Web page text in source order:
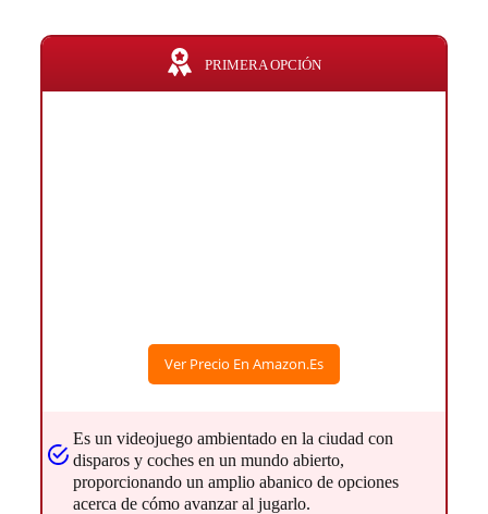
PRIMERA OPCIÓN
Ver Precio En Amazon.es
Es un videojuego ambientado en la ciudad con
disparos y coches en un mundo abierto,
proporcionando un amplio abanico de opciones
acerca de cómo avanzar al jugarlo.